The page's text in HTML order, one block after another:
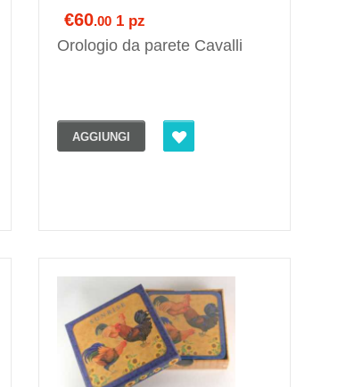
€60.00 1 pz
Orologio da parete Cavalli
AGGIUNGI